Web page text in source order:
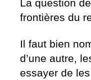
La question
frontières du
Il faut bien
d’une autre,
essayer de